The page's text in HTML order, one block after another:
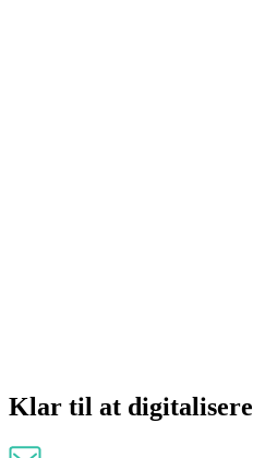
Klar til at digitalisere